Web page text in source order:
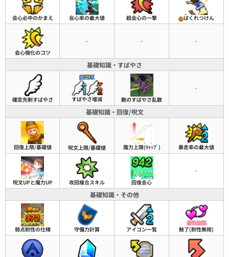
会心必中のかまえ 会心率の最大値 超会心の一撃 ばくれつけん
会心強化のコツ
- - -
基礎知識・すばやさ
確定先制すばやさ すばやさ増減 敵のすばやさ乱数
-
基礎知識・回復/呪文
回復上限/基礎値 呪文上限/基礎値 魔力上限(ｷｬｯﾌﾟ) 暴走率の最大値
呪文UPと魔力UP 攻回複合スキル 回復会心
-
基礎知識・その他
弱点耐性の仕様 守備力計算 アイコン一覧 魅了(耐性無視)